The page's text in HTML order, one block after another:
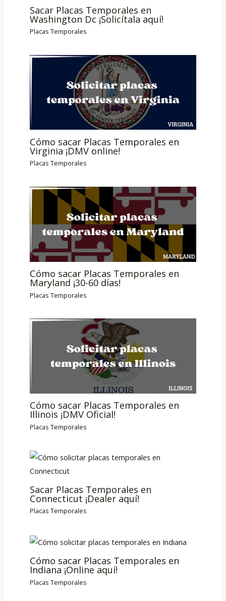
Sacar Placas Temporales en
Washington Dc ¡Solicítala aquí!
Placas Temporales
Cómo sacar Placas Temporales en
Virginia ¡DMV online!
Placas Temporales
Cómo sacar Placas Temporales en
Maryland ¡30-60 días!
Placas Temporales
Cómo sacar Placas Temporales en
Illinois ¡DMV Oficial!
Placas Temporales
Sacar Placas Temporales en
Connecticut ¡Dealer aquí!
Placas Temporales
Cómo sacar Placas Temporales en
Indiana ¡Online aquí!
Placas Temporales